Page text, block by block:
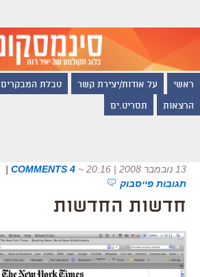
ראשי על אודות/יצירת קשר טבלת המבקרים
הרצאות תסריט.ים
13 נובמבר 2008 | 20:16 ~
4 COMMENTS
|
תגובות פייסבוק
חדשות החדשות